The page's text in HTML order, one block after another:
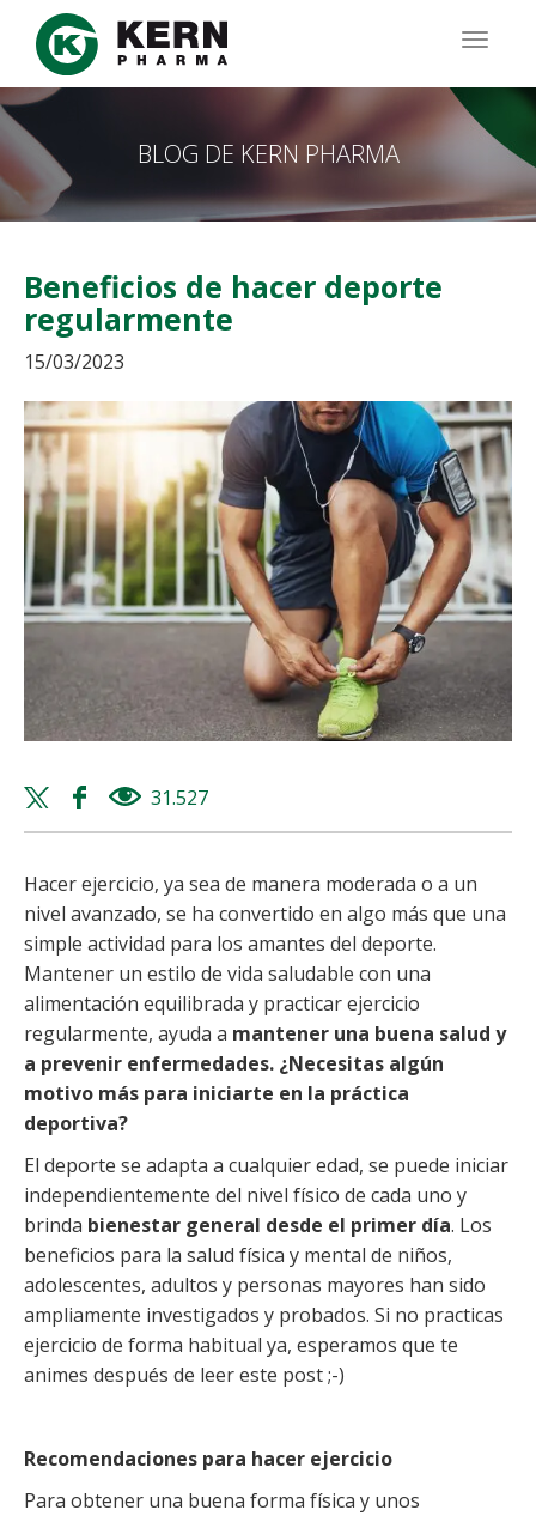
Pasar
contenido
principal
BLOG DE KERN PHARMA
Beneficios de hacer deporte
regularmente
15/03/2023
Twitter
share
Facebook
share
31.527
Hacer ejercicio, ya sea de manera moderada o a un
nivel avanzado, se ha convertido en algo más que una
simple actividad para los amantes del deporte.
Mantener un estilo de vida saludable con una
alimentación equilibrada y practicar ejercicio
regularmente, ayuda a mantener una buena salud y
a prevenir enfermedades. ¿Necesitas algún
motivo más para iniciarte en la práctica
deportiva?
El deporte se adapta a cualquier edad, se puede iniciar
independientemente del nivel físico de cada uno y
brinda bienestar general desde el primer día. Los
beneficios para la salud física y mental de niños,
adolescentes, adultos y personas mayores han sido
ampliamente investigados y probados. Si no practicas
ejercicio de forma habitual ya, esperamos que te
animes después de leer este post ;-)
Recomendaciones para hacer ejercicio
Para obtener una buena forma física y unos